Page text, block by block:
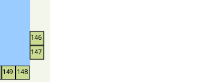
146
147
148
149